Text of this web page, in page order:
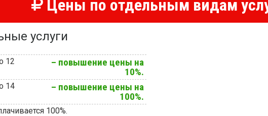
Цены по отдельным видам
услуги
12
– повышение цены на
10%.
14
– повышение цены на
100%.
100%.